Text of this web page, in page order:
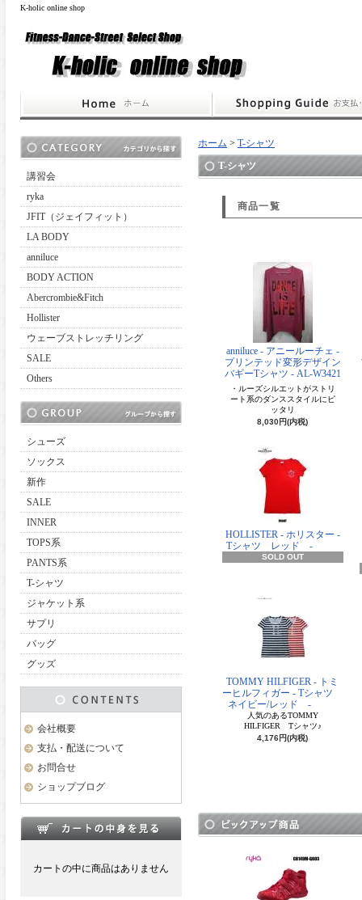
K-holic online shop
講習会
ryka
JFIT（ジェイフィット）
LA BODY
anniluce
BODY ACTION
Abercrombie&Fitch
Hollister
ウェーブストレッチリング
SALE
Others
シューズ
ソックス
新作
SALE
INNER
TOPS系
PANTS系
T-シャツ
ジャケット系
サプリ
バッグ
グッズ
会社概要
支払・配送について
お問合せ
ショップブログ
カートの中に商品はありません
ホーム > T-シャツ
T-シャツ
商品一覧
anniluce - アニールーチェ -
プリンテッド変形デザイン
バギーTシャツ - AL-W3421
・ルーズシルエットがストリ
ート系のダンススタイルにピ
ッタリ
8,030円(内税)
HOLLISTER - ホリスター -
Tシャツ レッド -
SOLD OUT
TOMMY HILFIGER - トミ
ーヒルフィガー - Tシャツ
ネイビー/レッド -
人気のあるTOMMY
HILFIGER Tシャツ♪
4,176円(内税)